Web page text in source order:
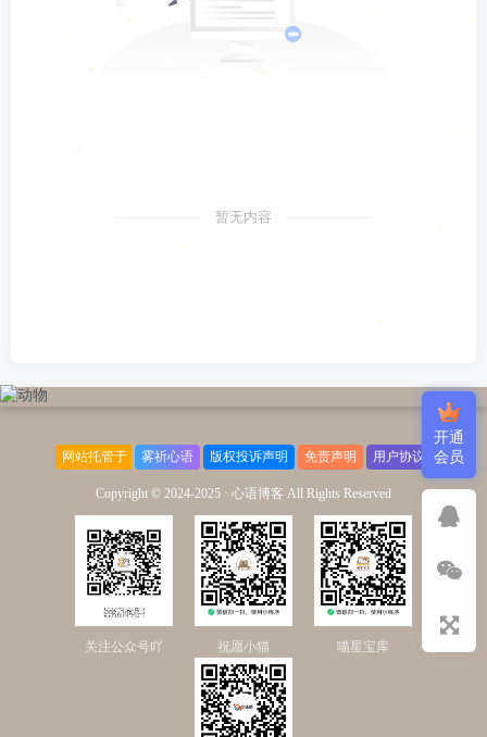
暂无内容
网站托管于 雾祈心语 版权投诉声明 免责声明 用户协议
Copyright © 2024-2025 · 心语博客 All Rights Reserved
关注公众号吖 祝愿小猫 喵星宝库
开通
会员